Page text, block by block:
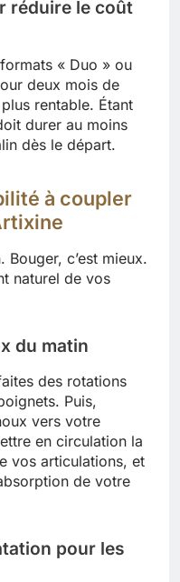
réduire le coût
« Duo » ou
deux mois de
rentable. Étant
durer au moins
dès le départ.
à coupler
Bouger, c’est mieux.
naturel de vos
du matin
des rotations
Puis,
vers votre
en circulation la
vos articulations, et
de votre
pour les